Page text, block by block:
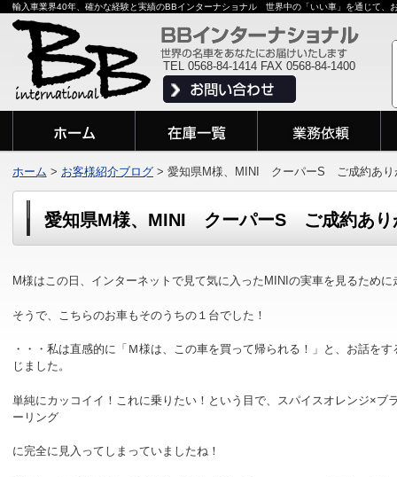
輸入車業界40年、確かな経験と実績のBBインターナショナル 世界中の「いい車」を通じて、
TEL 0568-84-1414 FAX 0568-84-1400
愛知県M様、MINI クーパーS ご成約あり
M様はこの日、インターネットで見て気に入ったMINIの実車を見るために
そう で、こちらのお車もそのうちの１台でした！
・・・私は直感的に「Ｍ様は、この車を買って帰られる！」と、お話をす
じました。
単純にカッコイイ！これに乗りたい！という目で、スパイスオレンジ×ブ
ーリング
に完全に見入ってしまっていましたね！
ホーム > お客様紹介ブログ > 愛知県M様、MINI クーパーS ご成約あり